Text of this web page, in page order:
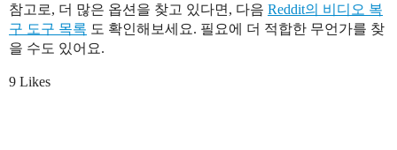
참고로, 더 많은 옵션을 찾고 있다면, 다음 Reddit의 비디오 복
구 도구 목록 도 확인해보세요. 필요에 더 적합한 무언가를 찾
을 수도 있어요.
9 Likes